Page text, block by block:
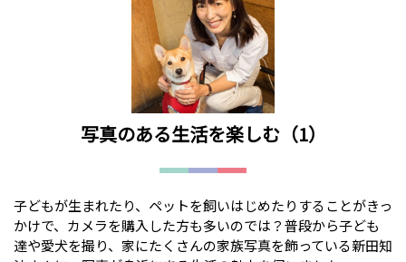
写真のある生活を楽しむ（1）
子どもが生まれたり、ペットを飼いはじめたりすることがきっ
かけで、カメラを購入した方も多いのでは？普段から子ども
達や愛犬を撮り、家にたくさんの家族写真を飾っている新田知